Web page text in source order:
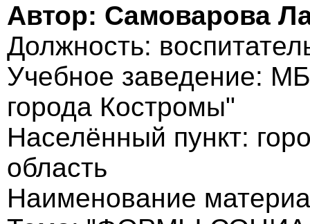
Автор: Самоварова
Должность:
Учебное заведение:
города Костромы"
Населённый пункт:
область
Наименование